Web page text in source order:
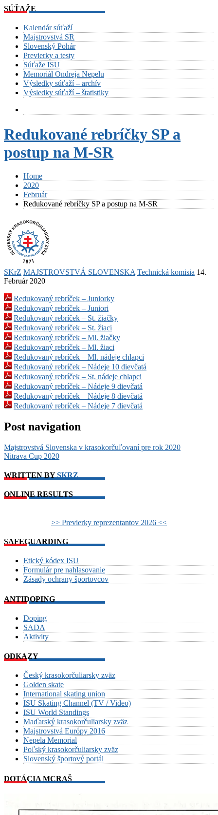
SÚŤAŽE
Kalendár súťaží
Majstrovstvá SR
Slovenský Pohár
Previerky a testy
Súťaže ISU
Memoriál Ondreja Nepelu
Výsledky súťaží – archív
Výsledky súťaží – štatistiky
Redukované rebríčky SP a
postup na M-SR
Home
2020
Február
Redukované rebríčky SP a postup na M-SR
SKrZ MAJSTROVSTVÁ SLOVENSKA Technická komisia 14.
Február 2020
Redukovaný rebríček – Juniorky
Redukovaný rebríček – Juniori
Redukovaný rebríček – St. žiačky
Redukovaný rebríček – St. žiaci
Redukovaný rebríček – Ml. žiačky
Redukovaný rebríček – Ml. žiaci
Redukovaný rebríček – Ml. nádeje chlapci
Redukovaný rebríček – Nádeje 10 dievčatá
Redukovaný rebríček – St. nádeje chlapci
Redukovaný rebríček – Nádeje 9 dievčatá
Redukovaný rebríček – Nádeje 8 dievčatá
Redukovaný rebríček – Nádeje 7 dievčatá
Post navigation
Majstrovstvá Slovenska v krasokorčuľovaní pre rok 2020
Nitrava Cup 2020
WRITTEN BYSKRZ
ONLINE RESULTS
>> Previerky reprezentantov 2026 <<
SAFEGUARDING
Etický kódex ISU
Formulár pre nahlasovanie
Zásady ochrany športovcov
ANTIDOPING
Doping
SADA
Aktivity
ODKAZY
Český krasokorčuliarsky zväz
Golden skate
International skating union
ISU Skating Channel (TV / Video)
ISU World Standings
Maďarský krasokorčuliarsky zväz
Majstrovstvá Európy 2016
Nepela Memorial
Poľský krasokorčuliarsky zväz
Slovenský športový portál
DOTÁCIA MCRAŠ